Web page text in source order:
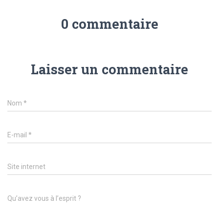
0 commentaire
Laisser un commentaire
Nom *
E-mail *
Site internet
Qu’avez vous à l’esprit ?